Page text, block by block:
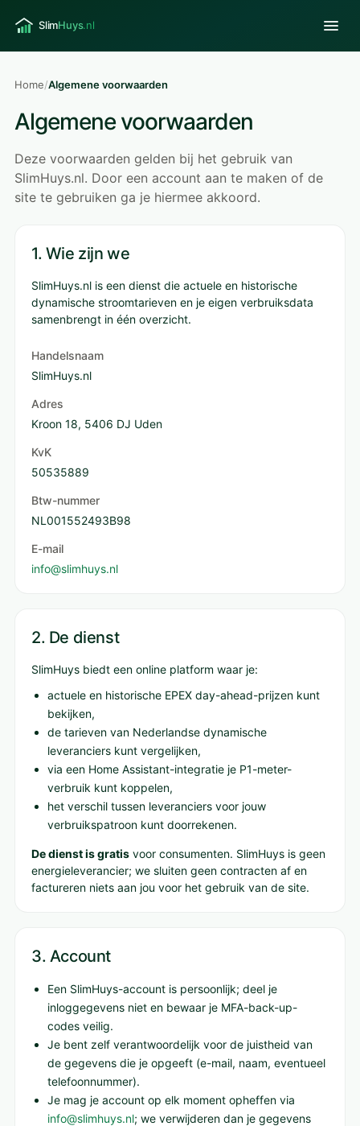
Home/Algemene voorwaarden
Algemene voorwaarden
Deze voorwaarden gelden bij het gebruik van
SlimHuys.nl. Door een account aan te maken of de
site te gebruiken ga je hiermee akkoord.
1. Wie zijn we
SlimHuys.nl is een dienst die actuele en historische
dynamische stroomtarieven en je eigen verbruiksdata
samenbrengt in één overzicht.
Handelsnaam
SlimHuys.nl
Adres
Kroon 18, 5406 DJ Uden
KvK
50535889
Btw-nummer
NL001552493B98
E-mail
info@slimhuys.nl
2. De dienst
SlimHuys biedt een online platform waar je:
actuele en historische EPEX day-ahead-prijzen kunt
bekijken,
de tarieven van Nederlandse dynamische
leveranciers kunt vergelijken,
via een Home Assistant-integratie je P1-meter-
verbruik kunt koppelen,
het verschil tussen leveranciers voor jouw
verbruikspatroon kunt doorrekenen.
De dienst is gratis voor consumenten. SlimHuys is geen
energieleverancier; we sluiten geen contracten af en
factureren niets aan jou voor het gebruik van de site.
3. Account
Een SlimHuys-account is persoonlijk; deel je
inloggegevens niet en bewaar je MFA-back-up-
codes veilig.
Je bent zelf verantwoordelijk voor de juistheid van
de gegevens die je opgeeft (e-mail, naam, eventueel
telefoonnummer).
Je mag je account op elk moment opheffen via
info@slimhuys.nl; we verwijderen dan je gegevens